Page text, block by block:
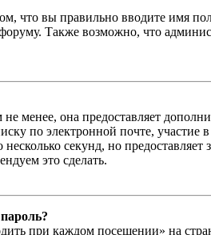
что вы правильно вводите имя
Также возможно, что
менее, она предоставляет
по электронной почте,
секунд, но
это сделать.
при каждом посещении» на